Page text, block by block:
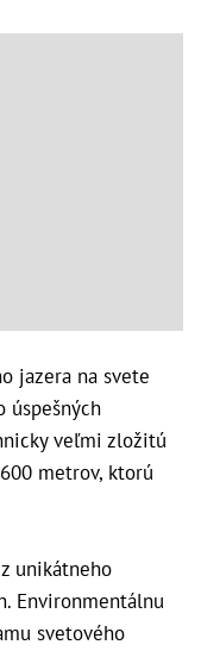
jazera na svete
úspešných
veľmi zložitú
metrov, ktorú
unikátneho
Environmentálnu
svetového